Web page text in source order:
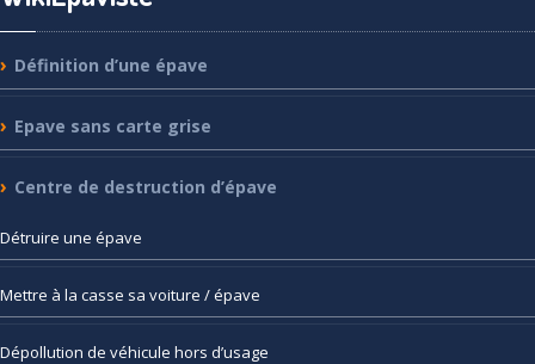
Définition d’une épave
Epave sans carte grise
Centre de destruction d’épave
Détruire une épave
Mettre à la casse sa voiture / épave
Dépollution de véhicule hors d’usage